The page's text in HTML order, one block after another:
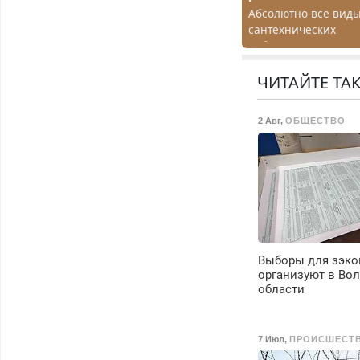
Абсолютно все виды
сантехнических
работ. Быстро.
Недорого.
ЧИТАЙТЕ
2 Авг,ОБЩЕСТВО
Выборы для
организуют в
области
7 Июл,